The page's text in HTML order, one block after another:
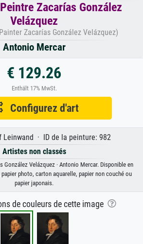
Zacarías González
Velázquez
Zacarías González Velázquez)
Antonio Mercar
€ 129.26
Enthält 17% MwSt.
Configurez d'art
Leinwand · ID de la peinture: 982
Artistes non classés
González Velázquez · Antonio Mercar. Disponible en
photo, carton aquarelle, papier non couché ou
papier japonais.
de couleurs de cette image